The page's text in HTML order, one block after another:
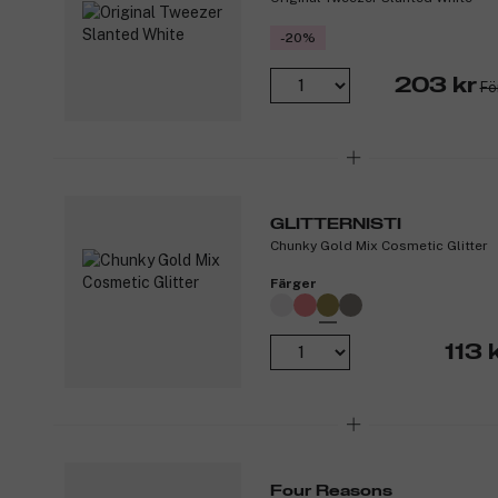
-20%
203 kr
GLITTERNISTI
Chunky Gold Mix Cosmetic Glitter
Färger
113
Four Reasons